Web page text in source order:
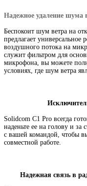
Надежное удаление шума
Беспокоит шум ветра на
предлагает универсальное
воздушного потока на
служит фильтром для
микрофона вы можете
условиях где шум ветра
Solidcom C1 Pro всегда
наденьте ее на голову и за
с вашей командой чтобы
совместной работе.
Надежная связь в